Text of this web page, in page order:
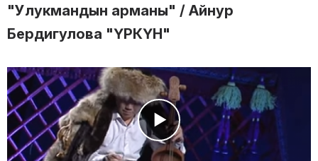
"Улукмандын арманы" / Айнур
Бердигулова "ҮРКҮН"